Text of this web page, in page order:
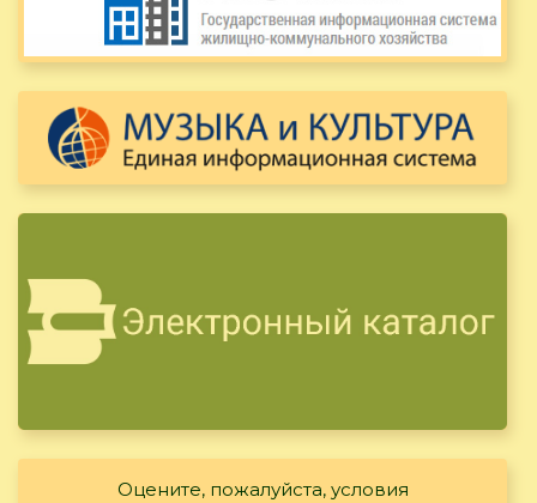
Оцените, пожалуйста, условия